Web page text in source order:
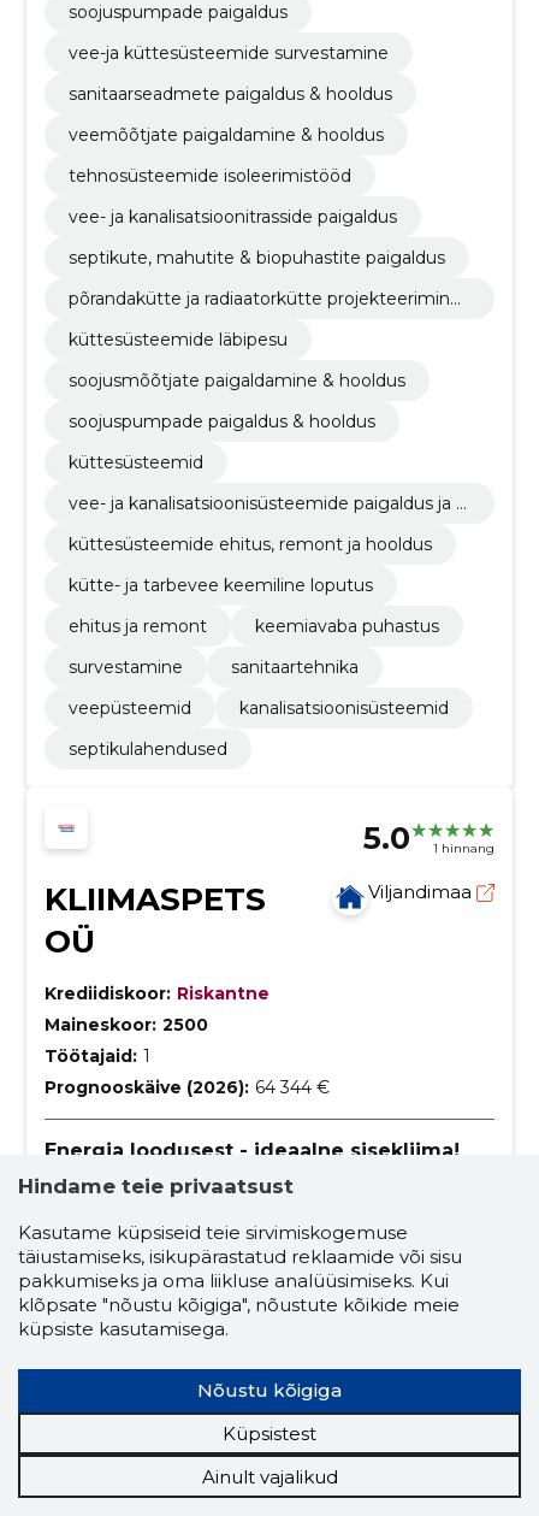
soojuspumpade paigaldus
vee-ja küttesüsteemide survestamine
sanitaarseadmete paigaldus & hooldus
veemõõtjate paigaldamine & hooldus
tehnosüsteemide isoleerimistööd
vee- ja kanalisatsioonitrasside paigaldus
septikute, mahutite & biopuhastite paigaldus
põrandakütte ja radiaatorkütte projekteerimine,
küttesüsteemide läbipesu
soojusmõõtjate paigaldamine & hooldus
soojuspumpade paigaldus & hooldus
küttesüsteemid
vee- ja kanalisatsioonisüsteemide paigaldus ja h
küttesüsteemide ehitus, remont ja hooldus
kütte- ja tarbevee keemiline loputus
ehitus ja remont
keemiavaba puhastus
survestamine
sanitaartehnika
veepüsteemid
kanalisatsioonisüsteemid
septikulahendused
5.0 1 hinnang
KLIIMASPETS
OÜ
Viljandimaa
Krediidiskoor: Riskantne
Maineskoor: 2500
Töötajaid: 1
Prognooskäive (2026): 64 344 €
Energia loodusest - ideaalne sisekliima!
Pakume mitmekülgseid kütte- ja jahutuslahendusi,
sealhulgas õhk-õhk ja õhk-vesi soojuspumpasid,
konditsioneere ning maasoojuspumpasid, pakkudes
lisaks professionaalset paigaldust, hooldust ja
konsultatsiooni.
õhk-õhk soojuspumbad
õhk-vesi soojuspumbad
soojuspumbad
õhksoojuspumbad
konditsioneerid
maasoojuspumbad
lisatarvikud
paigaldus
kütmise ja jahutamise lahendused
jahutusseadmed
konsultatsioon
Hindame teie privaatsust
Kasutame küpsiseid teie sirvimiskogemuse
täiustamiseks, isikupärastatud reklaamide või sisu
pakkumiseks ja oma liikluse analüüsimiseks. Kui
klõpsate "nõustu kõigiga", nõustute kõikide meie
küpsiste kasutamisega.
Nõustu kõigiga
Küpsistest
Ainult vajalikud